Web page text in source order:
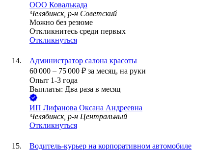
ООО Ковалькада
Челябинск, р-н Советский
Можно без резюме
Откликнитесь среди первых
Откликнуться
Администратор салона красоты
60 000 – 75 000 ₽ за месяц, на руки
Опыт 1-3 года
Выплаты: Два раза в месяц
ИП Лифанова Оксана Андреевна
Челябинск, р-н Центральный
Откликнуться
Водитель-курьер на корпоративном автомобиле